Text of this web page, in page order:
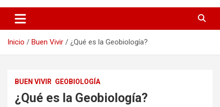
Diálogo Abierto
Se tratan diversos temas de actualidad buscando hacer un
aporte a la sociedad, brindando información relevante de lo que
Inicio Buen Vivir ¿Qué es la Geobiología?
BUEN VIVIR GEOBIOLOGÍA
¿Qué es la Geobiología?